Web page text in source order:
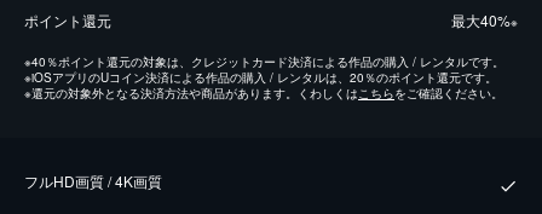
ポイント還元 最⼤40%※
※40％ポイント還元の対象は、クレジットカード決済による作品の購入 / レンタルです。
※iOSアプリのUコイン決済による作品の購入 / レンタルは、20％のポイント還元です。
※還元の対象外となる決済方法や商品があります。くわしくはこちらをご確認ください。
フルHD画質 / 4K画質